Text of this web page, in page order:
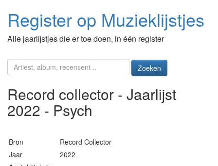
Register op Muzieklijstjes
Alle jaarlijstjes die er toe doen, in één register
Zoeken
Record collector - Jaarlijst
2022 - Psych
Bron
Record Collector
Jaar
2022